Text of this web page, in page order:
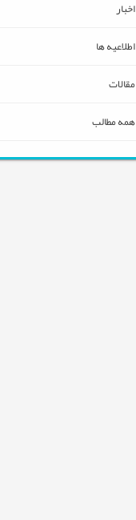
اخبار
اطلاعیه ها
مقالات
همه مطالب